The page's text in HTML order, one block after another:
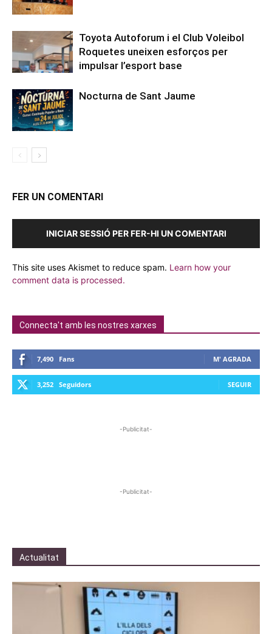
Toyota Autoforum i el Club Voleibol
Roquetes uneixen esforços per
impulsar l’esport base
Nocturna de Sant Jaume
FER UN COMENTARI
INICIAR SESSIÓ PER FER-HI UN COMENTARI
This site uses Akismet to reduce spam. Learn how your
comment data is processed.
Connecta't amb les nostres xarxes
7,490 Fans M' AGRADA
3,252 Seguidors SEGUIR
-Publicitat-
-Publicitat-
Actualitat